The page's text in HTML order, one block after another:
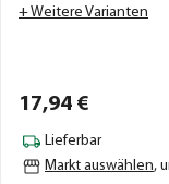
+ Weitere Varianten
17,94 €
Lieferbar
Markt auswählen,